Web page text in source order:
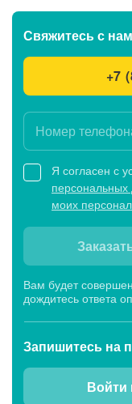
Свяжитесь с
+7
Я согласен с
моих
Вам будет
дождитесь ответа
Запишитесь на
Войти